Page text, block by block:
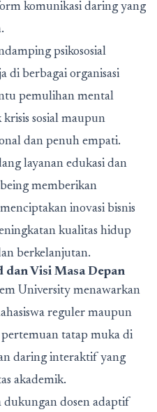
komunikasi daring yang
psikososial
di berbagai organisasi
pemulihan mental
sosial maupun
dan penuh empati.
layanan edukasi dan
memberikan
inovasi bisnis
kualitas hidup
berkelanjutan.
Visi Masa Depan
University menawarkan
reguler maupun
tatap muka di
daring interaktif yang
akademik.
dukungan dosen adaptif